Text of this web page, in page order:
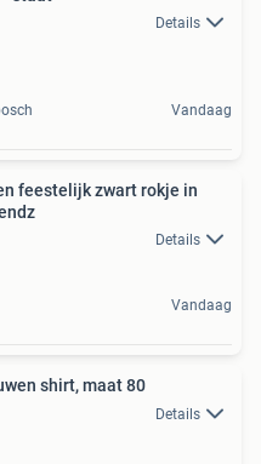
Details
Vandaag
feestelijk zwart rokje in
Details
Vandaag
shirt, maat 80
Details